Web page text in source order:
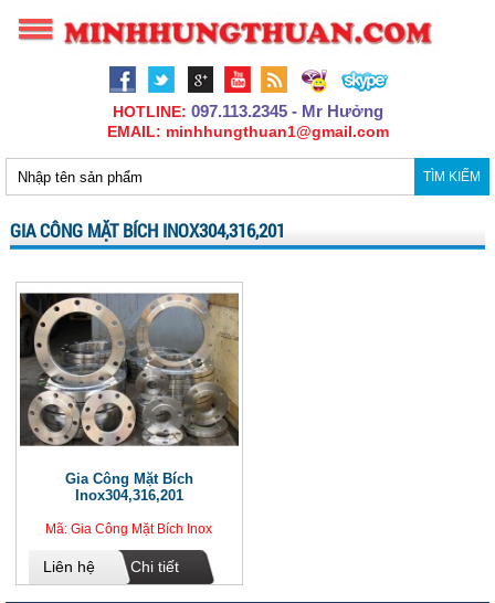
HOTLINE: 097.113.2345 - Mr Hưởng
EMAIL: minhhungthuan1@gmail.com
TÌM KIẾM
GIA CÔNG MẶT BÍCH INOX304,316,201
Gia Công Mặt Bích
Inox304,316,201
Mã: Gia Công Mặt Bích Inox
Liên hệ Chi tiết